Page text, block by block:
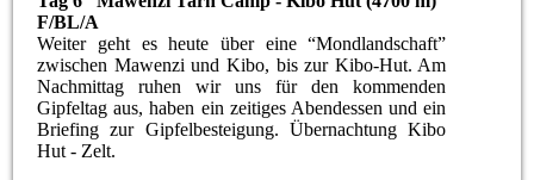
F/BL/A
Weiter geht es heute über eine “Mondlandschaft”
zwischen Mawenzi und Kibo, bis zur Kibo-Hut. Am
Nachmittag ruhen wir uns für den kommenden
Gipfeltag aus, haben ein zeitiges Abendessen und ein
Briefing zur Gipfelbesteigung. Übernachtung Kibo
Hut - Zelt.